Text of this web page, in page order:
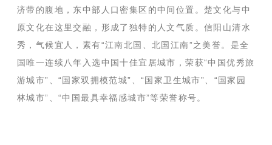
济带的腹地，东中部人口密集区的中间位置。楚文化与中
原文化在这里交融，形成了独特的人文气质。信阳山清水
秀，气候宜人，素有“江南北国、北国江南”之美誉。是全
国唯一连续八年入选中国十佳宜居城市，荣获“中国优秀旅
游城市”、“国家双拥模范城”、“国家卫生城市”、“国家园
林城市”、“中国最具幸福感城市”等荣誉称号。